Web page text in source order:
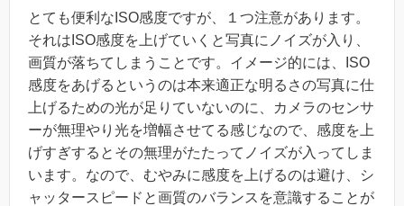
とても便利なISO感度ですが、１つ注意があります。
それはISO感度を上げていくと写真にノイズが入り、
画質が落ちてしまうことです。イメージ的には、ISO
感度をあげるというのは本来適正な明るさの写真に仕
上げるための光が足りていないのに、カメラのセンサ
ーが無理やり光を増幅させてる感じなので、感度を上
げすぎするとその無理がたたってノイズが入ってしま
います。なので、むやみに感度を上げるのは避け、シ
ャッタースピードと画質のバランスを意識することが